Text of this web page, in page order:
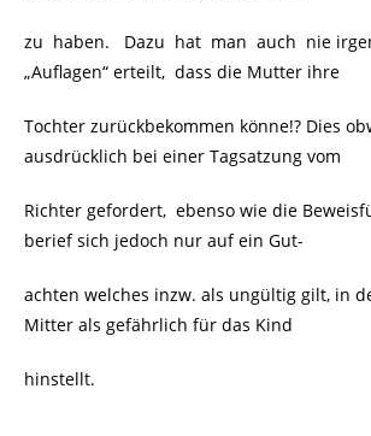
zu haben. Dazu hat man auch nie
„Auflagen“ erteilt, dass die Mutter ihre
Tochter zurückbekommen könne!? Dies
ausdrücklich bei einer Tagsatzung vom
Richter gefordert, ebenso wie die
berief sich jedoch nur auf ein Gut-
achten welches inzw. als ungültig gilt, in
Mitter als gefährlich für das Kind
hinstellt.